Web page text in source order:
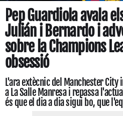
Pep Guardiola avala
Julián i Bernardo i
sobre la Champions
obsessió
L'ara extècnic del Manchester
a La Salle Manresa i repassa
és que el dia a dia sigui bo, que